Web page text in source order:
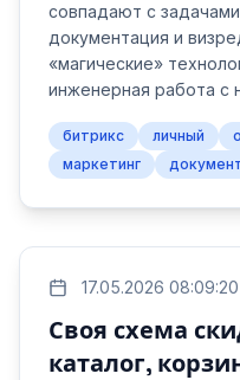
совпадают с
документация и
«магические»
инженерная работа с
битрикс личный
маркетинг
17.05.2026 08:09:20
Своя схема
каталог,